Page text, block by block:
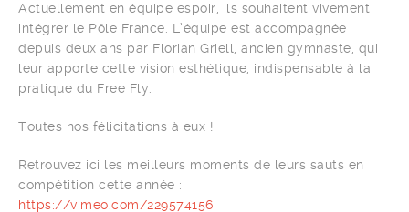
Actuellement en équipe espoir, ils souhaitent vivement
intégrer le Pôle France. L’équipe est accompagnée
depuis deux ans par Florian Griell, ancien gymnaste, qui
leur apporte cette vision esthétique, indispensable à la
pratique du Free Fly.
Toutes nos félicitations à eux !
Retrouvez ici les meilleurs moments de leurs sauts en
compétition cette année :
https://vimeo.com/229574156